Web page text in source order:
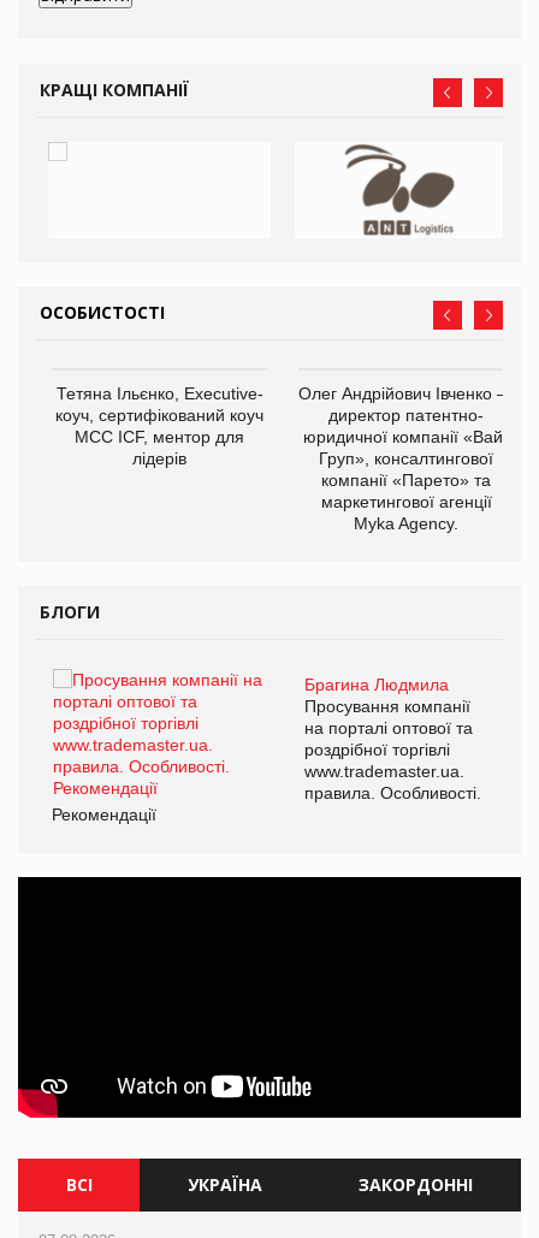
КРАЩІ КОМПАНІЇ
ОСОБИСТОСТІ
Тетяна Ільєнко, Executive-
коуч, сертифікований коуч
МСС ICF, ментор для
лідерів
Олег Андрійович Івченко —
директор патентно-
юридичної компанії «Вайз
Груп», консалтингової
компанії «Парето» та
маркетингової агенції
Myka Agency.
БЛОГИ
Брагина Людмила
Просування компанії
на порталі оптової та
роздрібної торгівлі
www.trademaster.ua.
правила. Особливості.
Рекомендації
ВСІ УКРАЇНА ЗАКОРДОННІ